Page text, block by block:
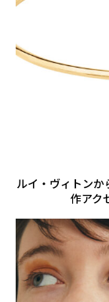
ルイ・ヴィトン
作アク